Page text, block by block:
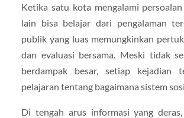
Ketika satu kota mengalami
lain bisa belajar dari pengalaman
publik yang luas memungkinkan
dan evaluasi bersama. Meski tidak
berdampak besar, setiap kejadian
pelajaran tentang bagaimana sistem
Di tengah arus informasi yang